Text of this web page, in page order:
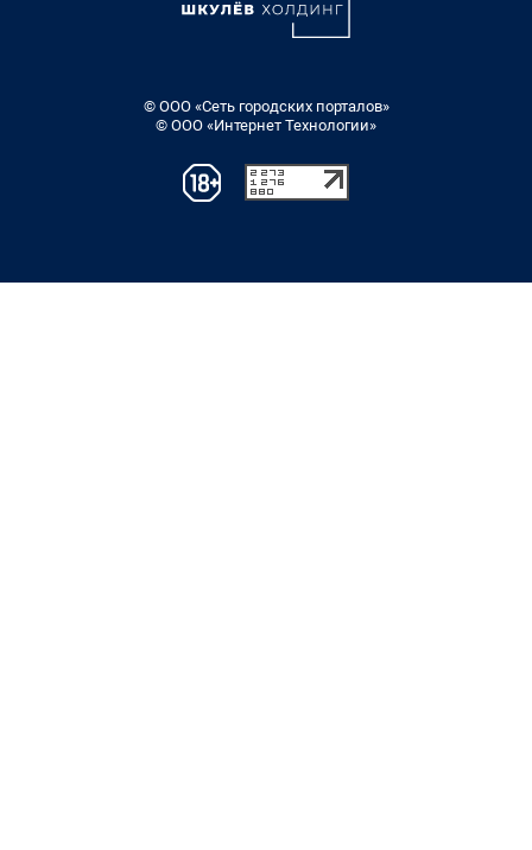
© ООО «Сеть городских порталов»
© ООО «Интернет Технологии»